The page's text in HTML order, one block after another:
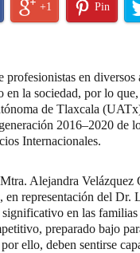
+1 Pin
profesionistas en diversos
en la sociedad, por lo
de Tlaxcala
2016–2020 de
Internacionales.
Alejandra
en representación del Dr.
en las
preparado bajo
ello, deben sentirse